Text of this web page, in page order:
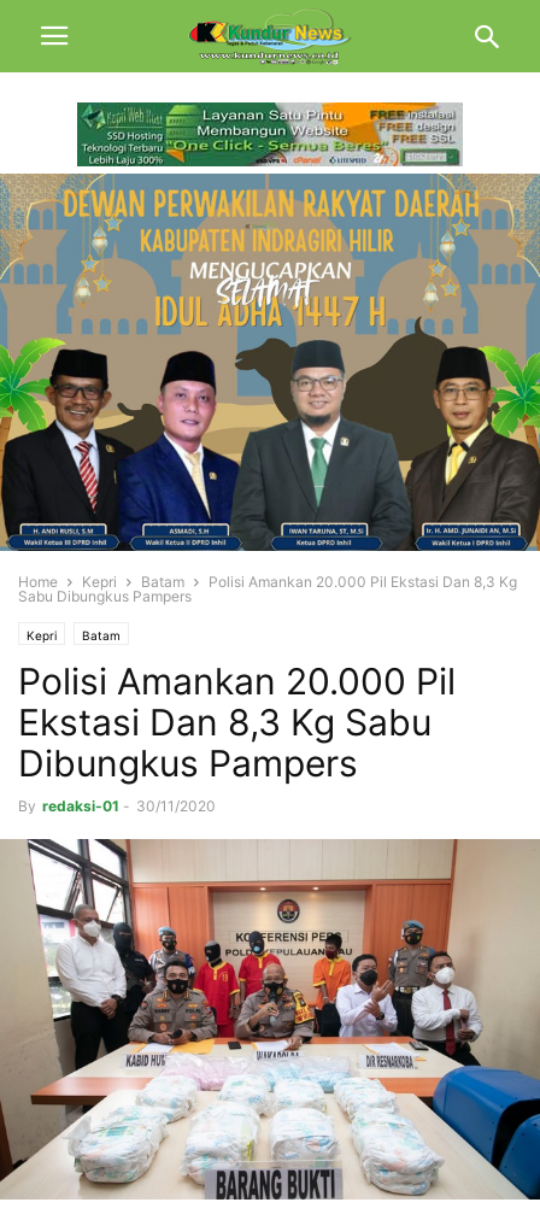
Home Kepri Batam
Polisi Amankan 20.000 Pil Ekstasi Dan 8,3 Kg
Sabu Dibungkus Pampers
Kepri Batam
Polisi Amankan 20.000 Pil
Ekstasi Dan 8,3 Kg Sabu
Dibungkus Pampers
By redaksi-01 - 30/11/2020